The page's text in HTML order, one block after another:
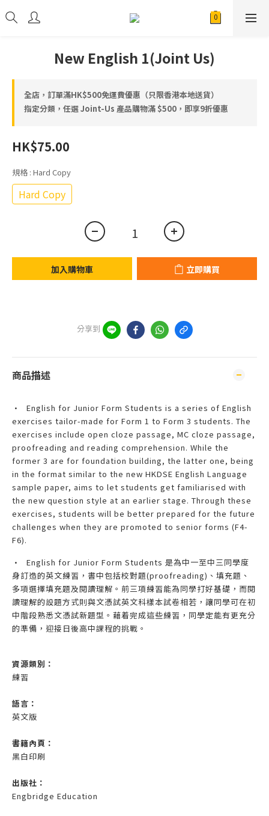
New English 1(Joint Us)
全店，訂單滿HK$500免運費優惠（只限香港本地送貨）
指定分類，任選 Joint-Us 產品⁠⁠購物滿 $500，即享9折優惠
HK$75.00
規格 : Hard Copy
Hard Copy
加入購物車 立即購買
分享到
商品描述
•
English for Junior Form Students is a series of English
exercises tailor-made for Form 1 to Form 3 students. The
exercises include open cloze passage, MC cloze passage,
proofreading and reading comprehension. While the
former 3 are for foundation building, the latter one, being
in the format similar to the new HKDSE English Language
sample paper, aims to let students get familiarised with
the new question style at an earlier stage. Through these
exercises, students will be better prepared for the future
challenges when they are promoted to senior forms (F4-
F6).
•
English for Junior Form Students 是為中一至中三同學度
身訂造的英文練習，書中包括校對題(proofreading)、填充題、
多項選擇填充題及閱讀理解。前三項練習能為同學打好基礎，而閱
讀理解的設題方式則與文憑試英文科樣本試卷相若，讓同學可在初
中階段熟悉文憑試新題型。藉着完成這些練習，同學定能有更充分
的準備，迎接日後高中課程的挑戰。
資源類別：
練習
語言：
英文版
書籍內頁：
黑白印刷
出版社：
Engbridge Education